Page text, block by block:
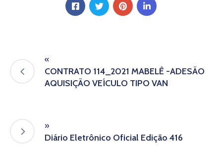
«
CONTRATO 114_2021 MABELÊ -ADESÃO
AQUISIÇÃO VEÍCULO TIPO VAN
»
Diário Eletrônico Oficial Edição 416